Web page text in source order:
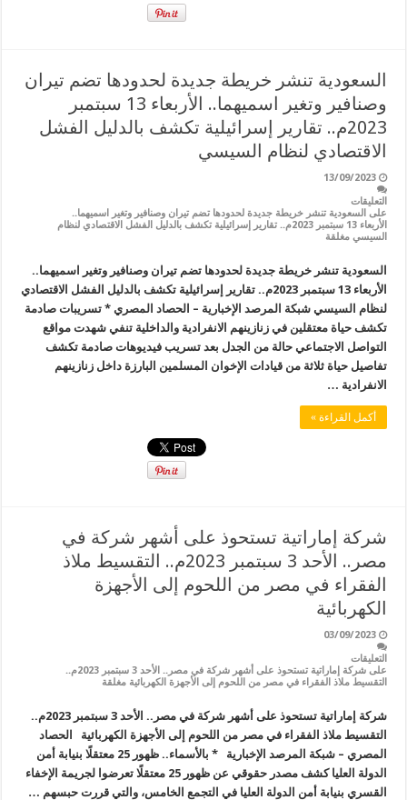
السعودية تنشر خريطة جديدة لحدودها تضم تيران
وصنافير وتغير اسميهما.. الأربعاء 13 سبتمبر
2023م.. تقارير إسرائيلية تكشف بالدليل الفشل
الاقتصادي لنظام السيسي
13/09/2023
التعليقات
على السعودية تنشر خريطة جديدة لحدودها تضم تيران وصنافير وتغير اسميهما..
الأربعاء 13 سبتمبر 2023م.. تقارير إسرائيلية تكشف بالدليل الفشل الاقتصادي لنظام
السيسي مغلقة
السعودية تنشر خريطة جديدة لحدودها تضم تيران وصنافير وتغير اسميهما..
الأربعاء 13 سبتمبر 2023م.. تقارير إسرائيلية تكشف بالدليل الفشل الاقتصادي
لنظام السيسي شبكة المرصد الإخبارية – الحصاد المصري * تسريبات صادمة
تكشف حياة معتقلين في زنازينهم الانفرادية والداخلية تنفي شهدت مواقع
التواصل الاجتماعي حالة من الجدل بعد تسريب فيديوهات صادمة تكشف
تفاصيل حياة ثلاثة من قيادات الإخوان المسلمين البارزة داخل زنازينهم
الانفرادية …
أكمل القراءة »
شركة إماراتية تستحوذ على أشهر شركة في
مصر.. الأحد 3 سبتمبر 2023م.. التقسيط ملاذ
الفقراء في مصر من اللحوم إلى الأجهزة
الكهربائية
03/09/2023
التعليقات
على شركة إماراتية تستحوذ على أشهر شركة في مصر.. الأحد 3 سبتمبر 2023م..
التقسيط ملاذ الفقراء في مصر من اللحوم إلى الأجهزة الكهربائية مغلقة
شركة إماراتية تستحوذ على أشهر شركة في مصر.. الأحد 3 سبتمبر 2023م..
التقسيط ملاذ الفقراء في مصر من اللحوم إلى الأجهزة الكهربائية الحصاد
المصري – شبكة المرصد الإخبارية * بالأسماء.. ظهور 25 معتقلًا بنيابة أمن
الدولة العليا كشف مصدر حقوقي عن ظهور 25 معتقلًا تعرضوا لجريمة الإخفاء
القسري بنيابة أمن الدولة العليا في التجمع الخامس، والتي قررت حبسهم …